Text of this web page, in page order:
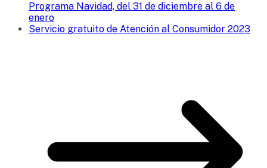
Programa Navidad, del 31 de diciembre al 6 de
enero
Servicio gratuito de Atención al Consumidor 2023